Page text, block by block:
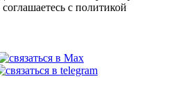
c политикой